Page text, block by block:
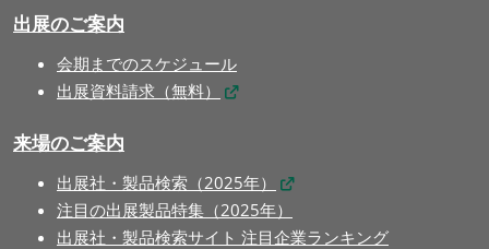
出展のご案内
会期までのスケジュール
出展資料請求（無料）
来場のご案内
出展社・製品検索（2025年）
注目の出展製品特集（2025年）
出展社・製品検索サイト 注目企業ランキング